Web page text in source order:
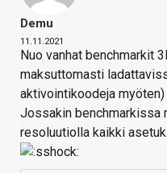
Demu
11.11.2021
Nuo vanhat benchmarkit
maksuttomasti
aktivointikoodeja myöten)
Jossakin benchmarkissa
resoluutiolla kaikki